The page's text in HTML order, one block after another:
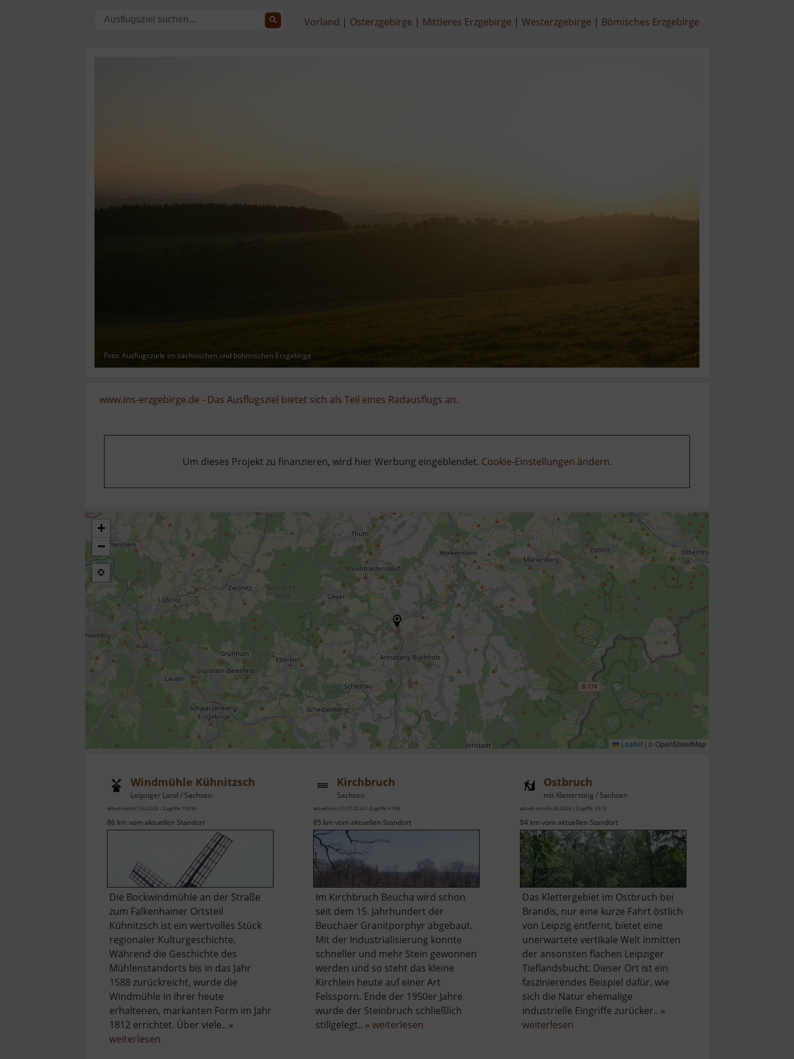
Vorland Osterzgebirge Mittleres Erzgebirge Westerzgebirge Bömisches Erzgebirge
Foto: Ausflugsziele im sächsischen und böhmischen Erzgebirge
www.ins-erzgebirge.de - Das Ausflugsziel bietet sich als Teil eines Radausflugs an.
Um dieses Projekt zu finanzieren, wird hier Werbung eingeblendet. Cookie-Einstellungen ändern.
+
−
Leaflet | © OpenStreetMap
Windmühle Kühnitzsch
Leipziger Land / Sachsen
aktuell vom 07.06.2026 / Zugriffe: 15096
86 km vom aktuellen Standort
Die Bockwindmühle an der Straße
zum Falkenhainer Ortsteil
Kühnitzsch ist ein wertvolles Stück
regionaler Kulturgeschichte.
Während die Geschichte des
Mühlenstandorts bis in das Jahr
1588 zurückreicht, wurde die
Windmühle in ihrer heute
erhaltenen, markanten Form im Jahr
1812 errichtet. Über viele.. »
weiterlesen
Kirchbruch
Sachsen
aktuell vom 23.07.2024 / Zugriffe: 4108
85 km vom aktuellen Standort
Im Kirchbruch Beucha wird schon
seit dem 15. Jahrhundert der
Beuchaer Granitporphyr abgebaut.
Mit der Industrialisierung konnte
schneller und mehr Stein gewonnen
werden und so steht das kleine
Kirchlein heute auf einer Art
Felssporn. Ende der 1950er Jahre
wurde der Steinbruch schließlich
stillgelegt.. »weiterlesen
Ostbruch
mit Klettersteig / Sachsen
aktuell vom 06.06.2026 / Zugriffe: 2972
84 km vom aktuellen Standort
Das Klettergebiet im Ostbruch bei
Brandis, nur eine kurze Fahrt östlich
von Leipzig entfernt, bietet eine
unerwartete vertikale Welt inmitten
der ansonsten flachen Leipziger
Tieflandsbucht. Dieser Ort ist ein
faszinierendes Beispiel dafür, wie
sich die Natur ehemalige
industrielle Eingriffe zurücker.. »
weiterlesenüber